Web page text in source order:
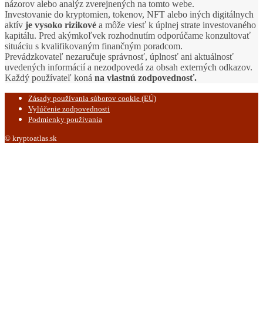
názorov alebo analýz zverejnených na tomto webe.
Investovanie do kryptomien, tokenov, NFT alebo iných digitálnych
aktív je vysoko rizikové a môže viesť k úplnej strate investovaného
kapitálu. Pred akýmkoľvek rozhodnutím odporúčame konzultovať
situáciu s kvalifikovaným finančným poradcom.
Prevádzkovateľ nezaručuje správnosť, úplnosť ani aktuálnosť
uvedených informácií a nezodpovedá za obsah externých odkazov.
Každý používateľ koná na vlastnú zodpovednosť.
Zásady používania súborov cookie (EÚ)
Vylúčenie zodpovednosti
Podmienky používania
© kryptoatlas.sk